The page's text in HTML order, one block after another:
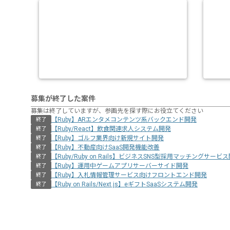
募集が終了した案件
募集は終了していますが、参画先を探す際にお役立てください
終了 【Ruby】ARエンタメコンテンツ系バックエンド開発
終了 【Ruby/React】飲食関連求人システム開発
終了 【Ruby】ゴルフ業界向け新規サイト開発
終了 【Ruby】不動産向けSaaS開発機能改善
終了 【Ruby/Ruby on Rails】ビジネスSNS型採用マッチングサービス
終了 【Ruby】運用中ゲームアプリサーバーサイド開発
終了 【Ruby】入札情報管理サービス向けフロントエンド開発
終了 【Ruby on Rails/Next.js】eギフトSaaSシステム開発